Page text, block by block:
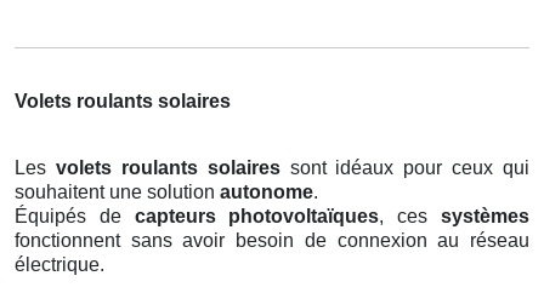
Volets roulants solaires
Les volets roulants solairessont idéaux pour ceux qui
souhaitent une solution autonome.
Équipés de capteurs photovoltaïques, cessystèmes
fonctionnent sans avoir besoin de connexion au réseau
électrique.